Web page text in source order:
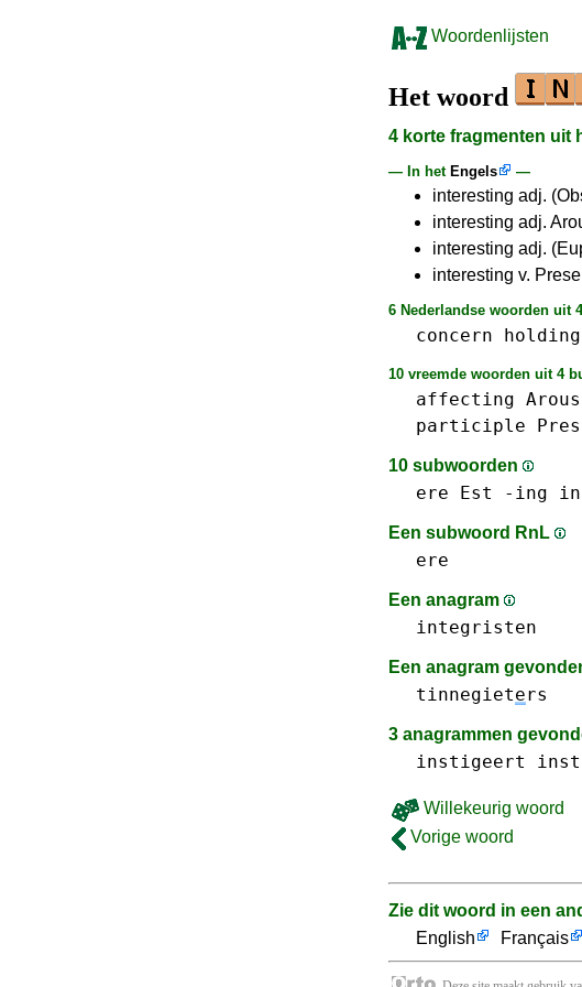
Woordenlijsten
Het woord
4 korte fragmenten uit
— In het Engels —
interesting adj.
interesting adj.
interesting adj.
interesting v.
6 Nederlandse woorden uit
concern holding
10 vreemde woorden uit 4
affecting
participle
10 subwoorden
ere Est -ing
Een subwoord RnL
ere
Een anagram
integristen
Een anagram
tinnegieters
3 anagrammen
instigeert
Willekeurig woord
Vorige woord
Zie dit woord in een
English
Français